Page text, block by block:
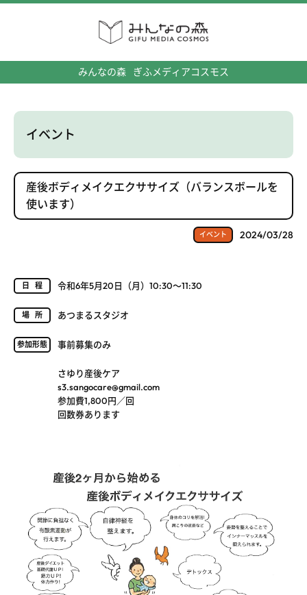
みんなの森 ぎふメディアコスモス
イベント
産後ボディメイクエクササイズ（バランスボールを
使います）
イベント 2024/03/28
日程 令和6年5月20日（月）10:30～11:30
場所 あつまるスタジオ
参加形態 事前募集のみ
さゆり産後ケア
s3.sangocare@gmail.com
参加費1,800円／回
回数券あります